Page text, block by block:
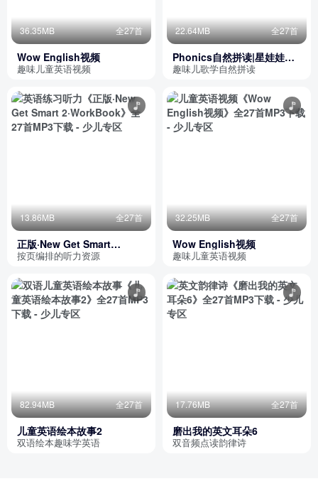
36.35MB 全27首
Wow English视频
趣味儿童英语视频
22.64MB 全27首
Phonics自然拼读|星娃娃英
语启蒙
趣味儿歌学自然拼读
13.86MB 全27首
正版·New Get Smart
2·WorkBook
按页编排的听力资源
32.25MB 全27首
Wow English视频
趣味儿童英语视频
82.94MB 全27首
儿童英语绘本故事2
双语绘本趣味学英语
17.76MB 全27首
磨出我的英文耳朵6
双音频点读韵律诗